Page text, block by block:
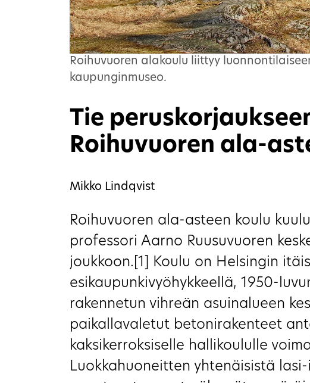
Roihuvuoren alakoulu liittyy
kaupunginmuseo.
Tie
Roihuvuoren ala-
Mikko Lindqvist
Roihuvuoren ala-asteen koulu
professori Aarno Ruusuvuoren
joukkoon.[1] Koulu on Helsingin
esikaupunkivyöhykkeellä, 1950-
rakennetun vihreän asuinalueen
paikallavaletut betonirakenteet
kaksikerroksiselle hallikoululle
Luokkahuoneitten yhtenäisistä